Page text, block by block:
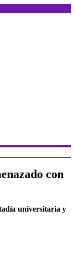
con
universitaria y